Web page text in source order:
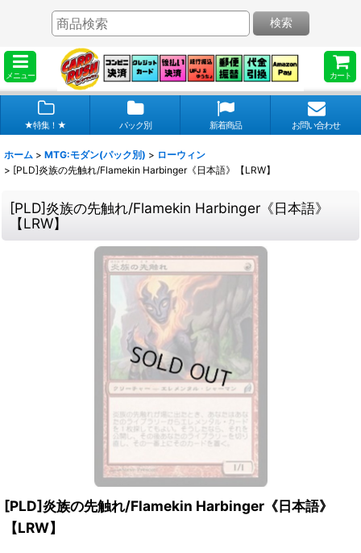
メニュー カート
検索
★特集！★ パック別 新着商品 お問い合わせ
ホーム > MTG:モダン(パック別) > ローウィン
> [PLD]炎族の先触れ/Flamekin Harbinger《日本語》【LRW】
[PLD]炎族の先触れ/Flamekin Harbinger《日本語》
【LRW】
[PLD]炎族の先触れ/Flamekin Harbinger《日本語》
【LRW】